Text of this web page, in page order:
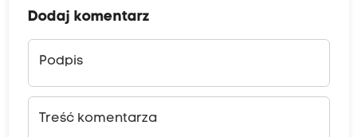
Dodaj komentarz
Podpis
Treść komentarza